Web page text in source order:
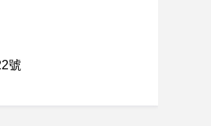
號